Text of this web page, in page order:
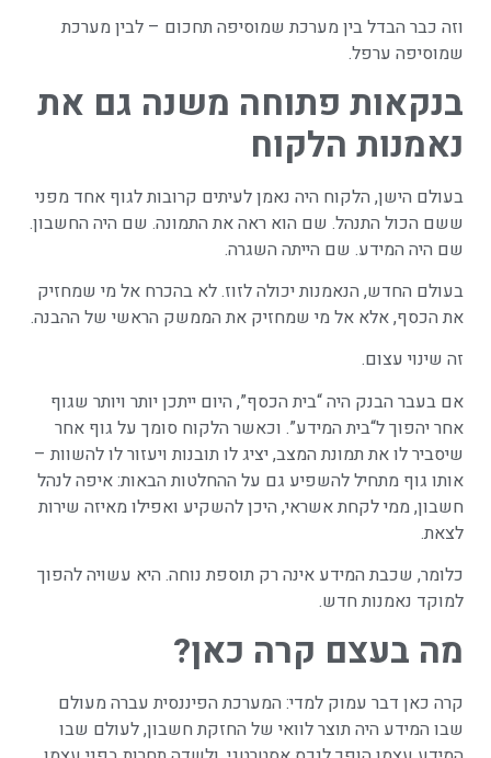
וזה כבר הבדל בין מערכת שמוסיפה תחכום – לבין מערכת
שמוסיפה ערפל.
בנקאות פתוחה משנה גם את
נאמנות הלקוח
בעולם הישן, הלקוח היה נאמן לעיתים קרובות לגוף אחד מפני
ששם הכול התנהל. שם הוא ראה את התמונה. שם היה החשבון.
שם היה המידע. שם הייתה השגרה.
בעולם החדש, הנאמנות יכולה לזוז. לא בהכרח אל מי שמחזיק
את הכסף, אלא אל מי שמחזיק את הממשק הראשי של ההבנה.
זה שינוי עצום.
אם בעבר הבנק היה “בית הכסף”, היום ייתכן יותר ויותר שגוף
אחר יהפוך ל“בית המידע”. וכאשר הלקוח סומך על גוף אחר
שיסביר לו את תמונת המצב, יציג לו תובנות ויעזור לו להשוות –
אותו גוף מתחיל להשפיע גם על ההחלטות הבאות: איפה לנהל
חשבון, ממי לקחת אשראי, היכן להשקיע ואפילו מאיזה שירות
לצאת.
כלומר, שכבת המידע אינה רק תוספת נוחה. היא עשויה להפוך
למוקד נאמנות חדש.
מה בעצם קרה כאן?
קרה כאן דבר עמוק למדי: המערכת הפיננסית עברה מעולם
שבו המידע היה תוצר לוואי של החזקת חשבון, לעולם שבו